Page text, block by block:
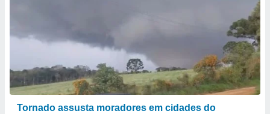
Tornado assusta moradores em cidades do